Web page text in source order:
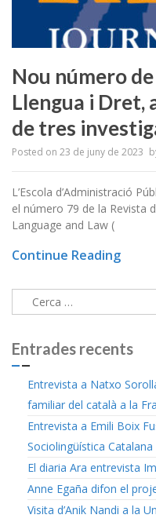
Nou número
Llengua i Dret,
de tres
Posted on 23 de juny de 2023
L’Escola d’Administració
el número 79 de la Revista
Language and Law (
Continue Reading
Cerca:
Entrades recents
Entrevista a Natxo
familiar del català a la
Entrevista a Emili Boix
Sociolingüística Catalana
El diaria Ara entrevista
Anne Egaña difon el
Visita d’Anik Nandi a la